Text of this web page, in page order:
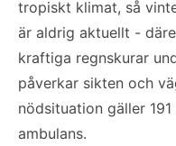
tropiskt klimat, så
är aldrig aktuellt -
kraftiga regnskurar
påverkar sikten och
nödsituation gäller
ambulans.